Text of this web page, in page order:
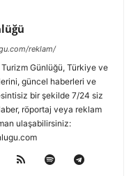
reklam/
Günlüğü, Türkiye ve
güncel haberleri ve
bir şekilde 7/24 siz
röportaj veya reklam
ulaşabilirsiniz: